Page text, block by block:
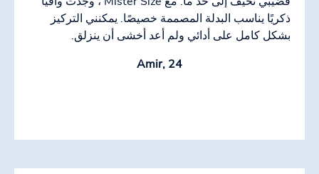
ذكريًا يناسب البدلة المصممة خصيصًا. يمكنني التركيز
بشكل كامل على أدائي ولم أعد أخشى أن ينزلق.
Amir, 24